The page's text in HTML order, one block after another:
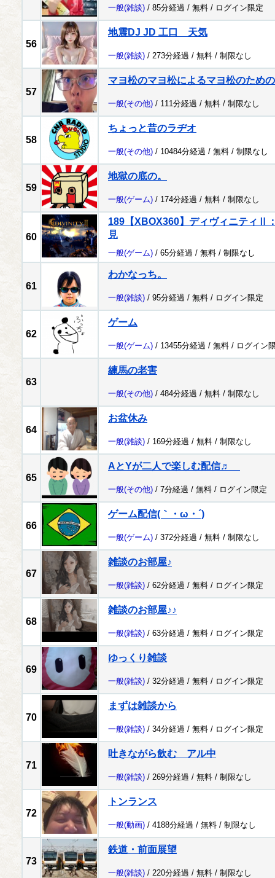
一般(雑談) / 85分経過 / 無料 / ログイン限定
56
地震DJ JD 工口 天気
一般(雑談) / 273分経過 / 無料 / 制限なし
57
マヨ松のマヨ松によるマヨ松のため
一般(その他) / 111分経過 / 無料 / 制限なし
58
ちょっと昔のラヂオ
一般(その他) / 10484分経過 / 無料 / 制限なし
59
地獄の底の。
一般(ゲーム) / 174分経過 / 無料 / 制限なし
60
189【XBOX360】ディヴィニティⅡ
見
一般(ゲーム) / 65分経過 / 無料 / 制限なし
61
わかなっち。
一般(雑談) / 95分経過 / 無料 / ログイン限定
62
ゲーム
一般(ゲーム) / 13455分経過 / 無料 / ログイン
63
練馬の老害
一般(その他) / 484分経過 / 無料 / 制限なし
64
お盆休み
一般(雑談) / 169分経過 / 無料 / 制限なし
65
AとYが二人で楽しむ配信♬
一般(その他) / 7分経過 / 無料 / ログイン限定
66
ゲーム配信(｀・ω・´)
一般(ゲーム) / 372分経過 / 無料 / 制限なし
67
雑談のお部屋♪
一般(雑談) / 62分経過 / 無料 / ログイン限定
68
雑談のお部屋♪♪
一般(雑談) / 63分経過 / 無料 / ログイン限定
69
ゆっくり雑談
一般(雑談) / 32分経過 / 無料 / ログイン限定
70
まずは雑談から
一般(雑談) / 34分経過 / 無料 / ログイン限定
71
吐きながら飲む アル中
一般(雑談) / 269分経過 / 無料 / 制限なし
72
トンランス
一般(動画) / 4188分経過 / 無料 / 制限なし
73
鉄道・前面展望
一般(雑談) / 220分経過 / 無料 / 制限なし